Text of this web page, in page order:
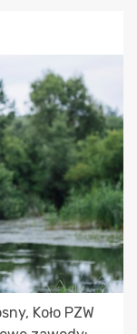
Koło PZW